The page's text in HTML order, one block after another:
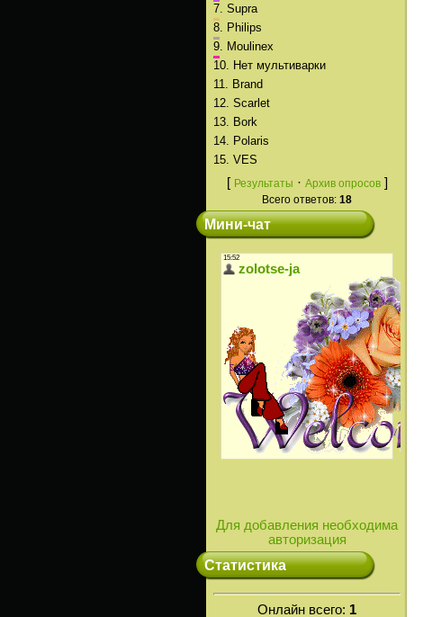
7. Supra
8.
Philips
9.
Moulinex
10.
Нет мультиварки
11.
Brand
12. Scarlet
13.
Bork
14.
Polaris
15. VES
[ Результаты · Архив опросов]
Всего ответов: 18
Мини-чат
Для добавления необходима
авторизация
Статистика
Онлайн всего: 1